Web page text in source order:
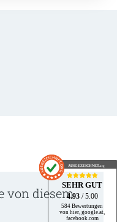
von diesem
AUSGEZEICHNET.org
SEHR GUT
4.93 / 5.00
584 Bewertungen
von hier, google.at,
facebook.com